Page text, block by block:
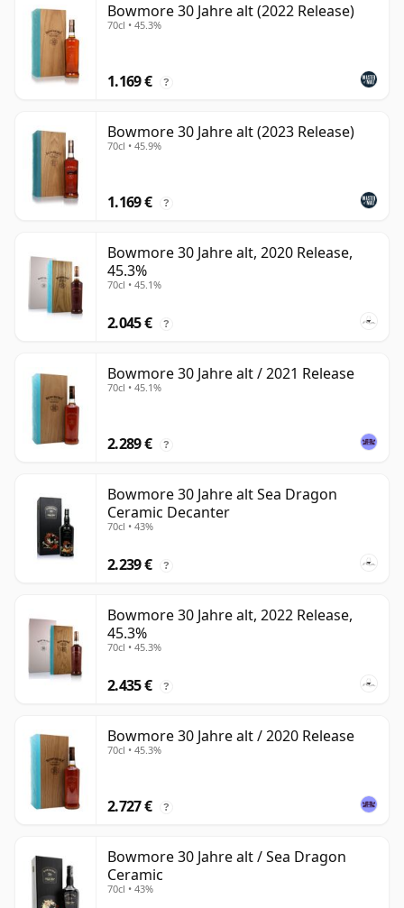
Bowmore 30 Jahre alt (2022 Release)
70cl • 45.3%
1.169 € ?
Bowmore 30 Jahre alt (2023 Release)
70cl • 45.9%
1.169 € ?
Bowmore 30 Jahre alt, 2020 Release,
45.3%
70cl • 45.1%
2.045 € ?
Bowmore 30 Jahre alt / 2021 Release
70cl • 45.1%
2.289 € ?
Bowmore 30 Jahre alt Sea Dragon
Ceramic Decanter
70cl • 43%
2.239 € ?
Bowmore 30 Jahre alt, 2022 Release,
45.3%
70cl • 45.3%
2.435 € ?
Bowmore 30 Jahre alt / 2020 Release
70cl • 45.3%
2.727 € ?
Bowmore 30 Jahre alt / Sea Dragon
Ceramic
70cl • 43%